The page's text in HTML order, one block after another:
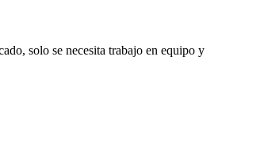
solo se necesita trabajo en equipo y